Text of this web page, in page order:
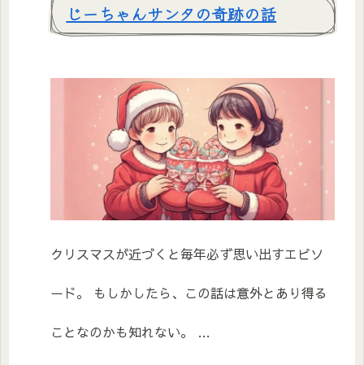
じーちゃんサンタの奇跡の話
クリスマスが近づくと毎年必ず思い出すエピソ
ード。 もしかしたら、この話は意外とあり得る
ことなのかも知れない。 …